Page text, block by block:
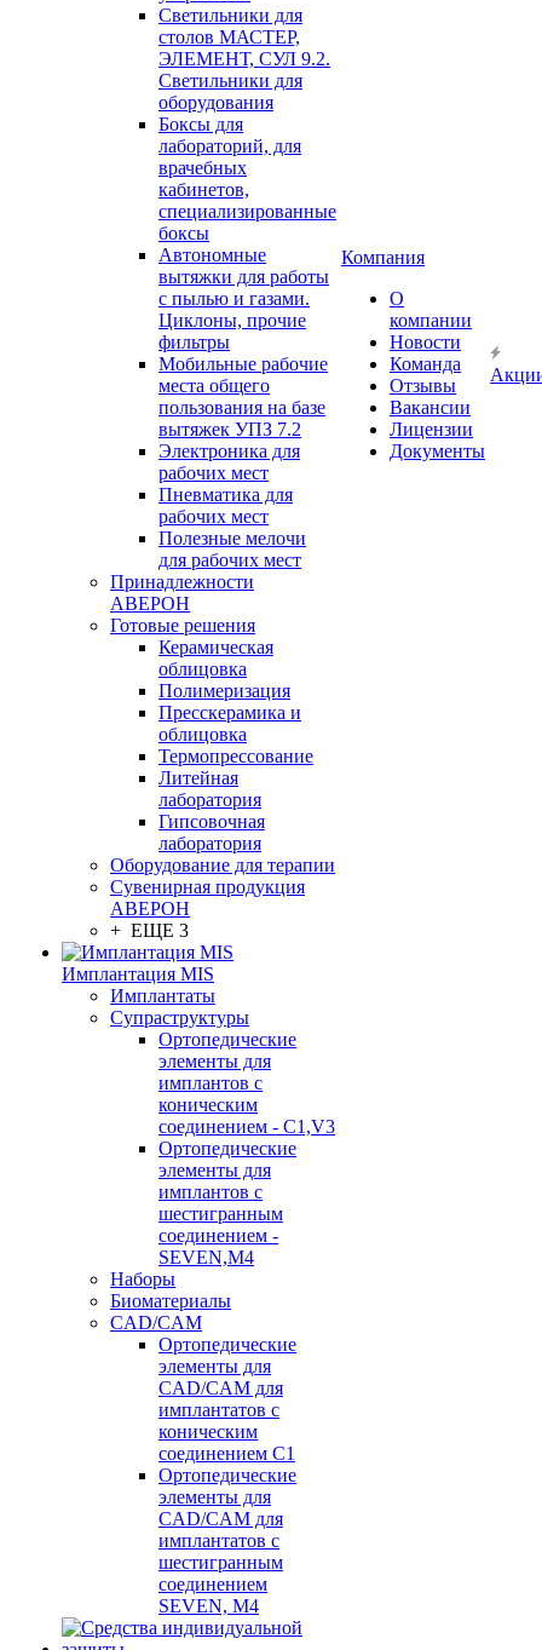
Светильники для
столов МАСТЕР,
ЭЛЕМЕНТ, СУЛ 9.2.
Светильники для
оборудования
Боксы для
лабораторий, для
врачебных
кабинетов,
специализированные
боксы
Автономные
вытяжки для работы
с пылью и газами.
Циклоны, прочие
фильтры
Мобильные рабочие
места общего
пользования на базе
вытяжек УПЗ 7.2
Электроника для
рабочих мест
Пневматика для
рабочих мест
Полезные мелочи
для рабочих мест
Принадлежности
АВЕРОН
Готовые решения
Керамическая
облицовка
Полимеризация
Пресскерамика и
облицовка
Термопрессование
Литейная
лаборатория
Гипсовочная
лаборатория
Оборудование для терапии
Сувенирная продукция
АВЕРОН
+ ЕЩЕ 3
Имплантация MIS
Имплантаты
Супраструктуры
Ортопедические
элементы для
имплантов с
коническим
соединением - C1,V3
Ортопедические
элементы для
имплантов с
шестигранным
соединением -
SEVEN,M4
Наборы
Биоматериалы
CAD/CAM
Ортопедические
элементы для
CAD/CAM для
имплантатов с
коническим
соединением С1
Ортопедические
элементы для
CAD/CAM для
имплантатов с
шестигранным
соединением
SEVEN, М4
Компания
О
компании
Новости
Команда
Отзывы
Вакансии
Лицензии
Документы